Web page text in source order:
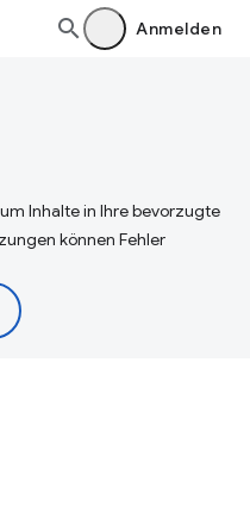
Anmelden
Inhalte in Ihre bevorzugte
können Fehler